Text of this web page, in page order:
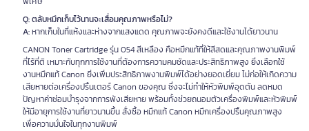
Q: ตลับหมึกเก็บไว้นานจะเสื่อมคุณภาพหรือไม่?
A:หากเก็บในที่แห้งและห่างจากแสงแดด คุณภาพจะยังคงดีและใช้งานได้ยาวนาน
CANON Toner Cartridge รุ่น 054 สีเหลือง คือหมึกแท้ที่ให้สีสดและคุณภาพงานพิมพ์
ที่ไร้ที่ติ เหมาะกับทุกการใช้งานที่ต้องการความคมชัดและประสิทธิภาพสูง ยิ่งเลือกใช้
งานหมึกแท้ Canon ยิ่งเพิ่มประสิทธิภาพงานพิมพ์ได้อย่างยอดเยี่ยม ไม่ก่อให้เกิดความ
เสียหายต่อเครื่องปริ้นเตอร์ Canon ของคุณ ซึ่งจะไม่ทำให้หัวพิมพ์อุดตัน ลดหมด
ปัญหาค่าซ่อมบำรุงจากการพังเสียหาย พร้อมทั้งช่วยถนอมตัวเครื่องพิมพ์และหัวพิมพ์
ให้มีอายุการใช้งานที่ยาวนานขึ้น สั่งซื้อ หมึกแท้ Canon หมึกเครื่องปริ้นคุณภาพสูง
เพื่อความมั่นใจในทุกงานพิมพ์